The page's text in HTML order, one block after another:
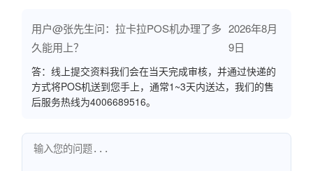
用户@张先生问：拉卡拉POS机办理了多
久能用上？
2026年8月
9日
答：线上提交资料我们会在当天完成审核，并通过快递的
方式将POS机送到您手上，通常1~3天内送达，我们的售
后服务热线为4006689516。